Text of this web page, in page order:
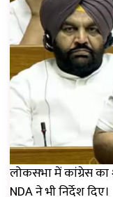
लोकसभा में कांग्रेस का
NDA ने भी निर्देश दिए।